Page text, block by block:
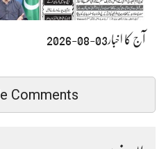
آج کا اخبار03-08-2026
Comments